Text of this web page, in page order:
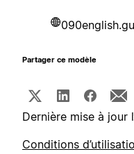
Partager ce modèle
Dernière mise à jour
Conditions